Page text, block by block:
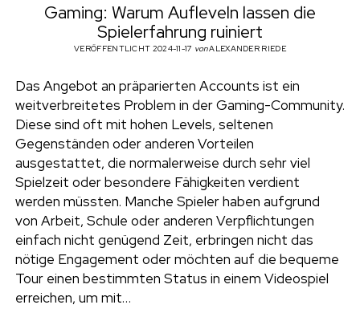
HAUSHALT
SOZIALES
UMWELT
t
w
i
t
t
e
i
n
s
t
a
g
a
e
n
n
e
r
Gaming: Warum Aufleveln lassen die
Spielerfahrung ruiniert
VERÖFFENTLICHT 2024-11-17 vonALEXANDER RIEDE
Das Angebot an präparierten Accounts ist ein
weitverbreitetes Problem in der Gaming-Community.
Diese sind oft mit hohen Levels, seltenen
Gegenständen oder anderen Vorteilen
ausgestattet, die normalerweise durch sehr viel
Spielzeit oder besondere Fähigkeiten verdient
werden müssten. Manche Spieler haben aufgrund
von Arbeit, Schule oder anderen Verpflichtungen
einfach nicht genügend Zeit, erbringen nicht das
nötige Engagement oder möchten auf die bequeme
Tour einen bestimmten Status in einem Videospiel
erreichen, um mit…